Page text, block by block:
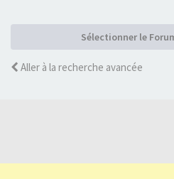
Sélectionner le
Aller à la recherche avancée